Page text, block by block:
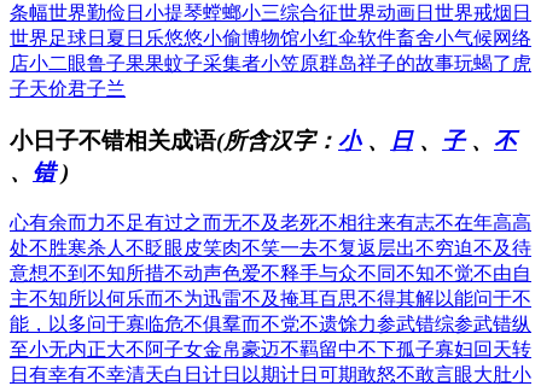
条幅世界勤俭日 小提琴螳螂小三综合征世界动画日 世界戒烟日
世界足球日 夏日乐悠悠小偷博物馆小红伞软件畜舍小气候网络
店小二 眼鲁子果果蚊子采集者小笠原群岛祥子的故事玩蝎了虎
子天价君子兰
小日子不错相关成语(所含汉字： 小、 日、 子、 不
、 错)
心有余而力不足有过之而无不及老死不相往来有志不在年高高
处不胜寒杀人不眨眼皮笑肉不笑一去不复返 层出不穷迫不及待
意想不到 不知所措不动声色爱不释手与众不同不知不觉不由自
主不知所以何乐而不为迅雷不及掩耳百思不得其解以能问于不
能，以多问于寡临危不俱羣而不党不遗馀力参武错综参武错纵
至小无内正大不阿子女金帛豪迈不羁留中不下孤子寡妇回天转
日 有幸有不幸清天白日 计日以期计日可期敢怒不敢言眼大肚小